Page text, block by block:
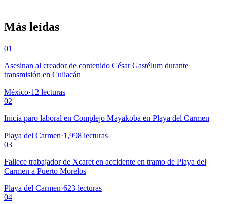
Más leídas
01
Asesinan al creador de contenido César Gastélum durante
transmisión en Culiacán
México·12 lecturas
02
Inicia paro laboral en Complejo Mayakoba en Playa del Carmen
Playa del Carmen·1,998 lecturas
03
Fallece trabajador de Xcaret en accidente en tramo de Playa del
Carmen a Puerto Morelos
Playa del Carmen·623 lecturas
04